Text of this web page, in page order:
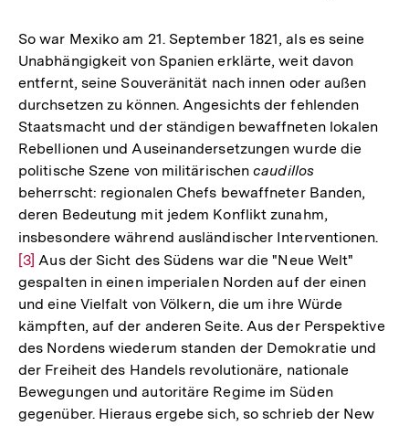
So war Mexiko am 21. September 1821, als es seine
Unabhängigkeit von Spanien erklärte, weit davon
entfernt, seine Souveränität nach innen oder außen
durchsetzen zu können. Angesichts der fehlenden
Staatsmacht und der ständigen bewaffneten lokalen
Rebellionen und Auseinandersetzungen wurde die
politische Szene von militärischencaudillos
beherrscht: regionalen Chefs bewaffneter Banden,
deren Bedeutung mit jedem Konflikt zunahm,
insbesondere während ausländischer Interventionen.
[3] Aus der Sicht des Südens war die "Neue Welt"
gespalten in einen imperialen Norden auf der einen
und eine Vielfalt von Völkern, die um ihre Würde
kämpften, auf der anderen Seite. Aus der Perspektive
des Nordens wiederum standen der Demokratie und
der Freiheit des Handels revolutionäre, nationale
Bewegungen und autoritäre Regime im Süden
gegenüber. Hieraus ergebe sich, so schrieb der New